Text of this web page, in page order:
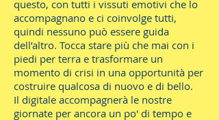
questo, con tutti i vissuti emotivi che lo
accompagnano e ci coinvolge tutti,
quindi nessuno può essere guida
dell’altro. Tocca stare più che mai con i
piedi per terra e trasformare un
momento di crisi in una opportunità per
costruire qualcosa di nuovo e di bello.
Il digitale accompagnerà le nostre
giornate per ancora un po' di tempo e